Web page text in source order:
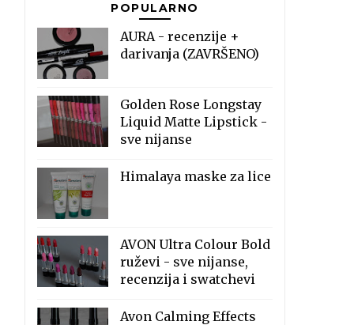
POPULARNO
AURA - recenzije +
darivanja (ZAVRŠENO)
Golden Rose Longstay
Liquid Matte Lipstick -
sve nijanse
Himalaya maske za lice
AVON Ultra Colour Bold
ruževi - sve nijanse,
recenzija i swatchevi
Avon Calming Effects